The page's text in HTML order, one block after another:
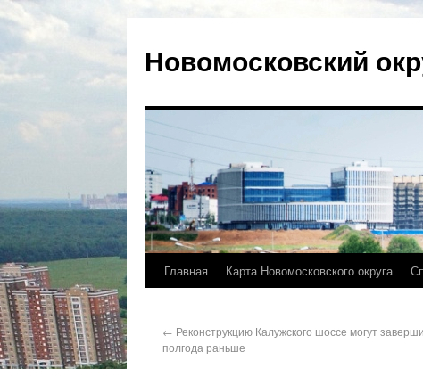
Новомосковский
Главная Карта Новомосковского округа
← Реконструкцию Калужского шоссе могут
полгода раньше